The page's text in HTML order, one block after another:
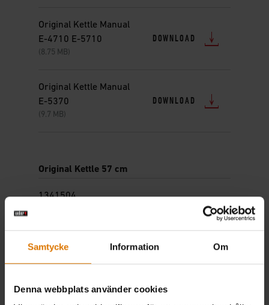
Samtycke Information Om
Denna webbplats använder cookies
Original Kettle Manual
E-4710 E-5710
(8.75 MB)
DOWNLOAD
Original Kettle Manual
E-5370
(9.7 MB)
DOWNLOAD
Original Kettle 57 cm
1341504
DOWNLOAD